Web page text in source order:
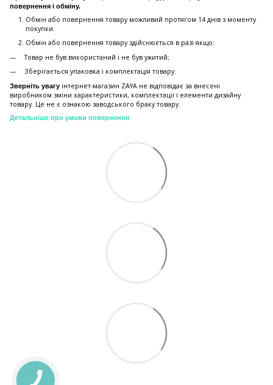
повернення і обміну.
Обмін або повернення товару можливий протягом 14 днів з моменту
покупки.
Обмiн або повернення товару здійснюється в разі якщо:
Товар не був використаний і не був ужитий;
Зберiгається упаковка і комплектація товару.
Зверніть увагу інтернет-магазин ZAYA не відповідає за внесені
виробником зміни характеристики, комплектації і елементи дизайну
товару. Це не є ознакою заводського браку товару.
Детальніше про умови повернення